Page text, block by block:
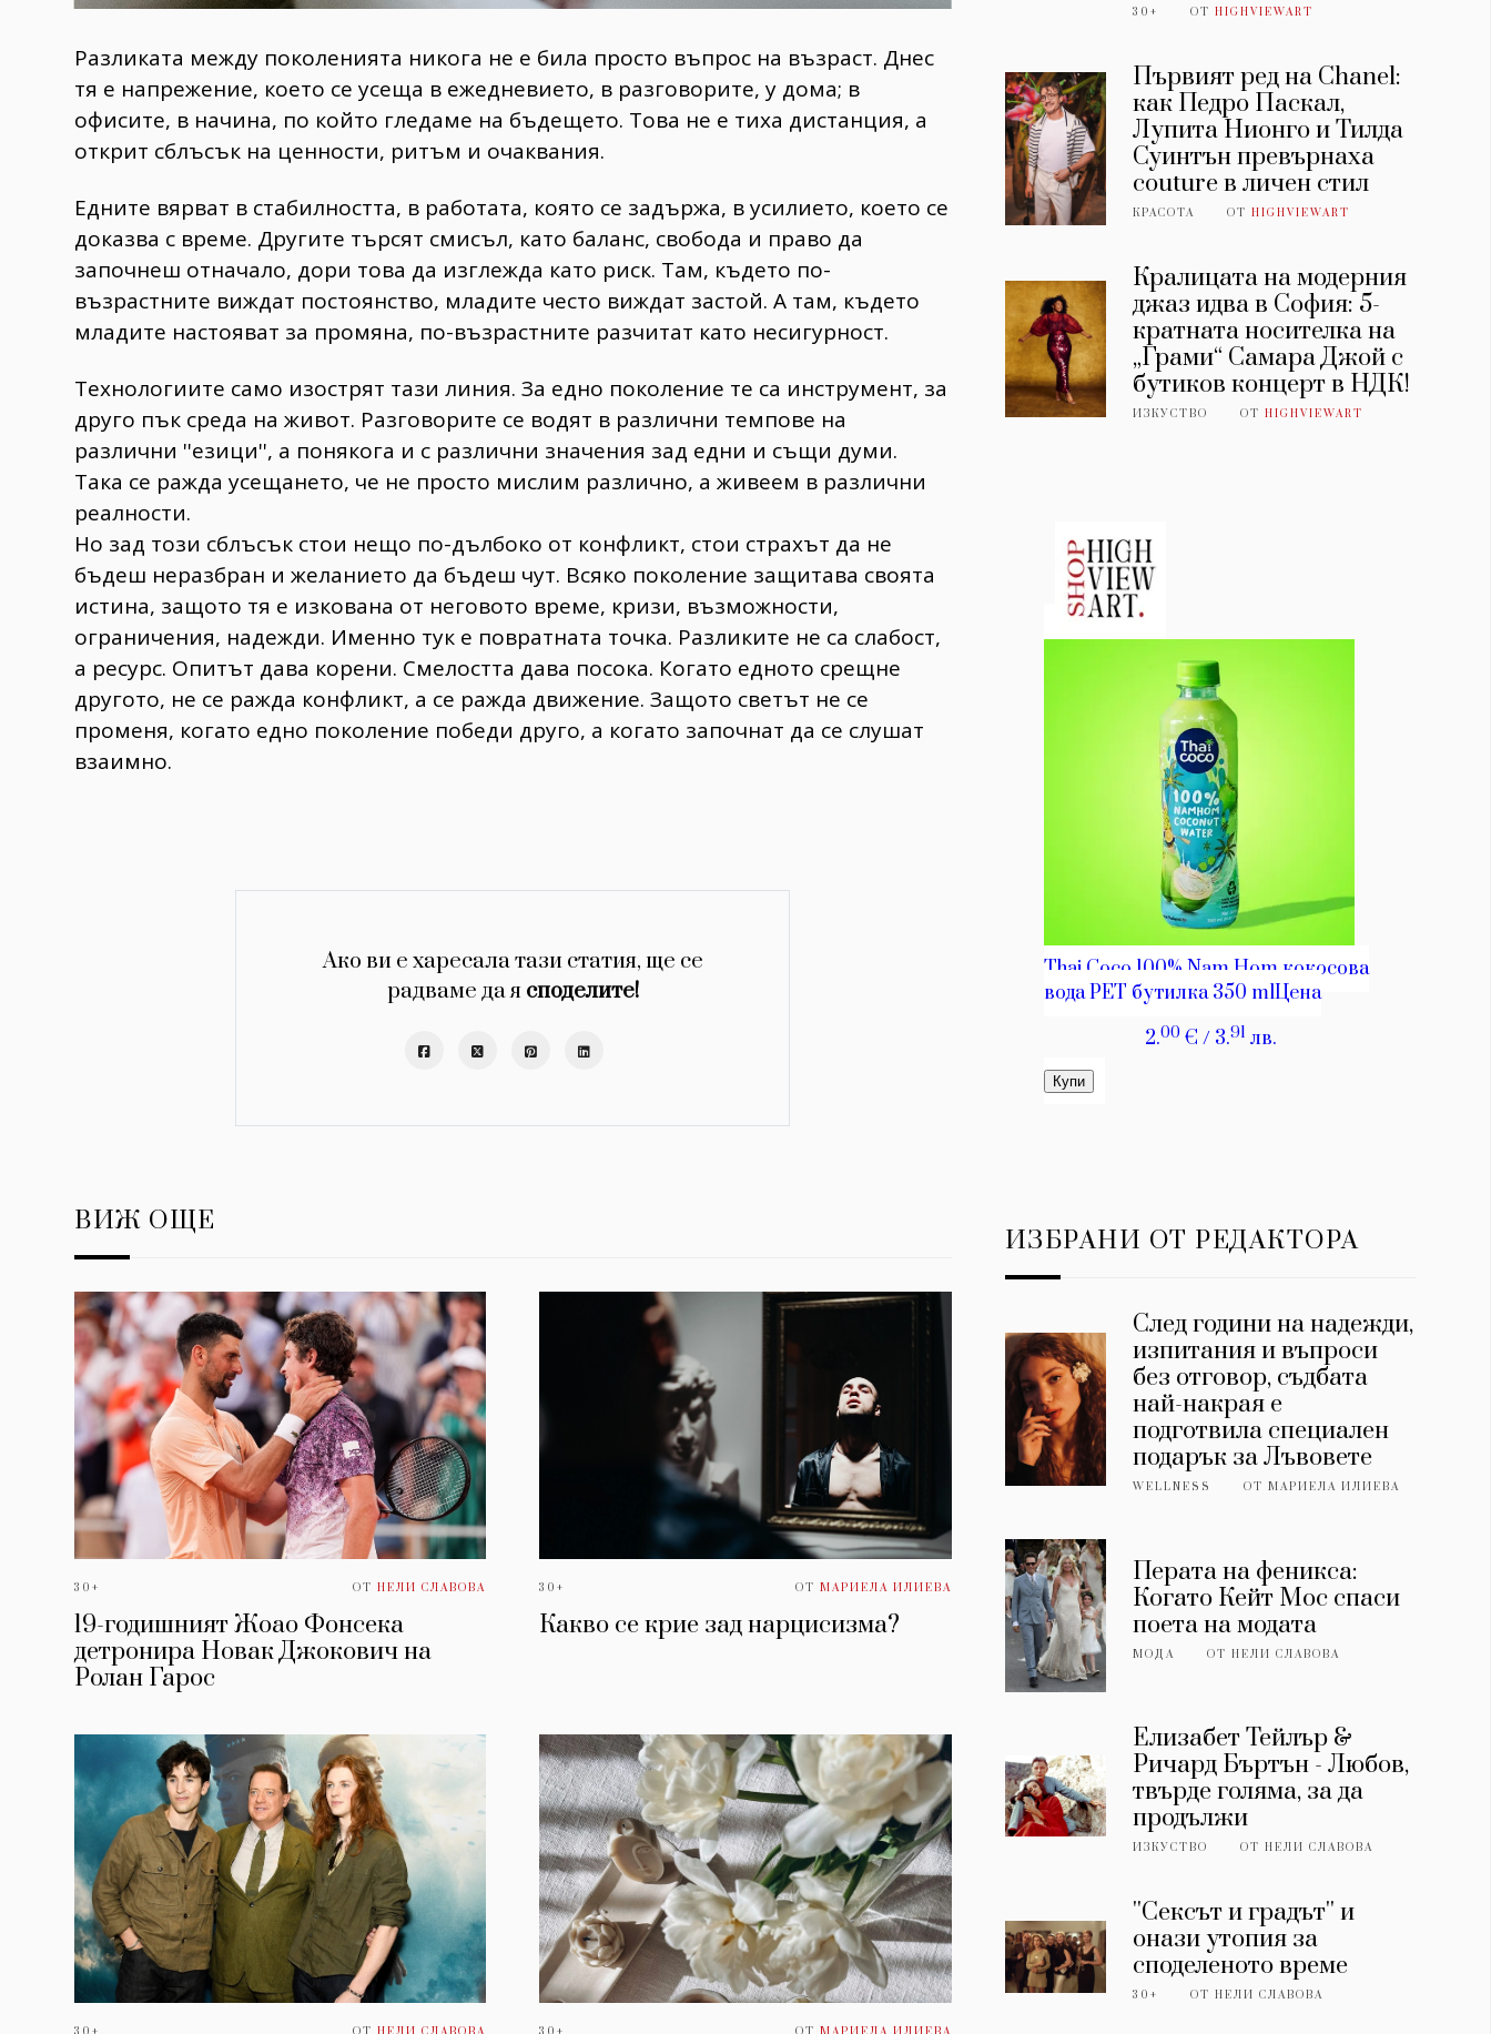
Разликата между поколенията никога не е била просто въпрос на възраст. Днес
тя е напрежение, което се усеща в ежедневието, в разговорите, у дома; в
офисите, в начина, по който гледаме на бъдещето. Това не е тиха дистанция, а
открит сблъсък на ценности, ритъм и очаквания.
Едните вярват в стабилността, в работата, която се задържа, в усилието, което се
доказва с време. Другите търсят смисъл, като баланс, свобода и право да
започнеш отначало, дори това да изглежда като риск. Там, където по-
възрастните виждат постоянство, младите често виждат застой. А там, където
младите настояват за промяна, по-възрастните разчитат като несигурност.
Технологиите само изострят тази линия. За едно поколение те са инструмент, за
друго пък среда на живот. Разговорите се водят в различни темпове на
различни ''езици'', а понякога и с различни значения зад едни и същи думи.
Така се ражда усещането, че не просто мислим различно, а живеем в различни
реалности.
Но зад този сблъсък стои нещо по-дълбоко от конфликт, стои страхът да не
бъдеш неразбран и желанието да бъдеш чут. Всяко поколение защитава своята
истина, защото тя е изкована от неговото време, кризи, възможности,
ограничения, надежди. Именно тук е повратната точка. Разликите не са слабост,
а ресурс. Опитът дава корени. Смелостта дава посока. Когато едното срещне
другото, не се ражда конфликт, а се ражда движение. Защото светът не се
променя, когато едно поколение победи друго, а когато започнат да се слушат
взаимно.
Ако ви е харесала тази статия, ще се
радваме да я споделите!
ВИЖ ОЩЕ
30+ ОТНЕЛИ СЛАВОВА
19-годишният Жоао Фонсека
детронира Новак Джокович на
Ролан Гарос
30+ ОТ МАРИЕЛА ИЛИЕВА
Какво се крие зад нарцисизма?
30+ ОТHIGHVIEWART
Първият ред на Chanel:
как Педро Паскал,
Лупита Нионго и Тилда
Суинтън превърнаха
couture в личен стил
КРАСОТА ОТHIGHVIEWART
Кралицата на модерния
джаз идва в София: 5-
кратната носителка на
„Грами“ Самара Джой с
бутиков концерт в НДК!
ИЗКУСТВО ОТHIGHVIEWART
ИЗБРАНИ ОТ РЕДАКТОРА
След години на надежди,
изпитания и въпроси
без отговор, съдбата
най-накрая е
подготвила специален
подарък за Лъвовете
WELLNESS ОТМАРИЕЛА ИЛИЕВА
Перата на феникса:
Когато Кейт Мос спаси
поета на модата
МОДА ОТНЕЛИ СЛАВОВА
Елизабет Тейлър &
Ричард Бъртън - Любов,
твърде голяма, за да
продължи
ИЗКУСТВО ОТНЕЛИ СЛАВОВА
''Сексът и градът'' и
онази утопия за
споделеното време
30+ ОТНЕЛИ СЛАВОВА